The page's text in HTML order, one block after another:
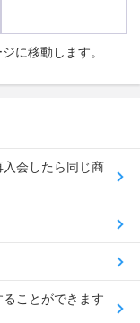
に移動します。
会したら同じ商
ことができます